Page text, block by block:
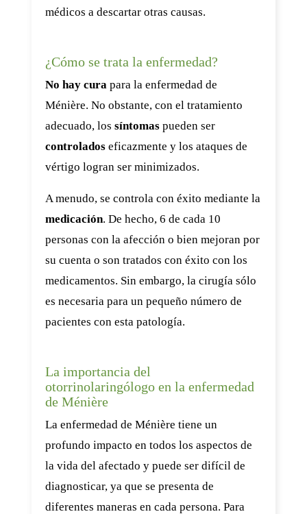
médicos a descartar otras causas.
¿Cómo se trata la enfermedad?
No hay cura para la enfermedad de
Ménière. No obstante, con el tratamiento
adecuado, los síntomas pueden ser
controlados eficazmente y los ataques de
vértigo logran ser minimizados.
A menudo, se controla con éxito mediante la
medicación. De hecho, 6 de cada 10
personas con la afección o bien mejoran por
su cuenta o son tratados con éxito con los
medicamentos. Sin embargo, la cirugía sólo
es necesaria para un pequeño número de
pacientes con esta patología.
La importancia del
otorrinolaringólogo en la enfermedad
de Ménière
La enfermedad de Ménière tiene un
profundo impacto en todos los aspectos de
la vida del afectado y puede ser difícil de
diagnosticar, ya que se presenta de
diferentes maneras en cada persona. Para